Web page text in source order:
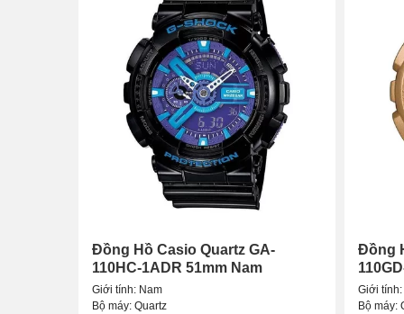
Đồng Hồ Casio Quartz GA-
110HC-1ADR 51mm Nam
Giới tính: Nam
Bộ máy: Quartz
Đồng
Giới
Bộ máy: